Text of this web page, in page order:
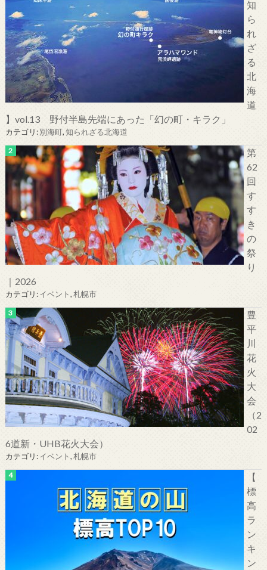
知
ら
れ
ざ
る
北
海
道
】vol.13 野付半島先端にあった「幻の町・キラク」
カテゴリ:別海町,知られざる北海道
第
62
回
す
す
き
の
祭
り
｜2026
カテゴリ:イベント,札幌市
豊
平
川
花
火
大
会
（2
02
6道新・UHB花火大会）
カテゴリ:イベント,札幌市
【
標
高
ラ
ン
キ
ン